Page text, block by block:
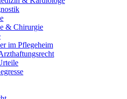
& Chirurgie
im Pflegeheim